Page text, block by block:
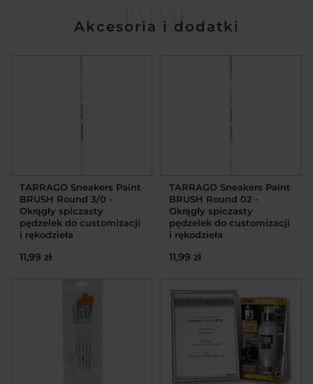
PATINE
Akcesoria i dodatki
TARRAGO Sneakers Paint
BRUSH Round 3/0 -
Okrągły spiczasty
pędzelek do customizacji
i rękodzieła
11,99 zł
TARRAGO Sneakers Paint
BRUSH Round 02 -
Okrągły spiczasty
pędzelek do customizacji
i rękodzieła
11,99 zł